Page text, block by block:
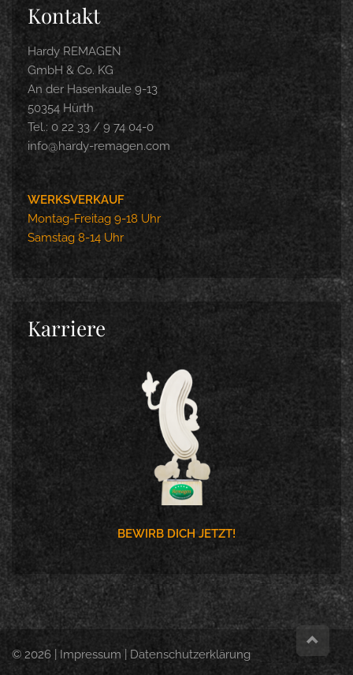
Kontakt
Hardy REMAGEN
GmbH & Co. KG
An der Hasenkaule 9-13
50354 Hürth
Tel.: 0 22 33 / 9 74 04-0
info@hardy-remagen.com
WERKSVERKAUF
Montag-Freitag 9-18 Uhr
Samstag 8-14 Uhr
Karriere
BEWIRB DICH JETZT!
© 2026 | Impressum Datenschutzerklärung